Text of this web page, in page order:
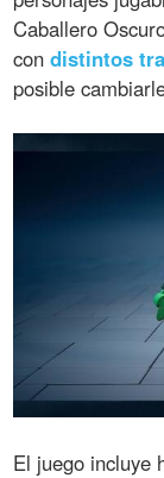
Caballero
condistintos
posible
El juego incluye